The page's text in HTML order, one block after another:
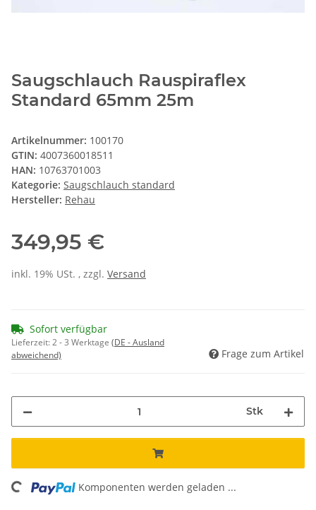
Saugschlauch Rauspiraflex
Standard 65mm 25m
Artikelnummer: 100170
GTIN: 4007360018511
HAN: 10763701003
Kategorie: Saugschlauch standard
Hersteller: Rehau
349,95 €
inkl. 19% USt. , zzgl. Versand
Sofort verfügbar
Lieferzeit:2 - 3 Werktage (DE - Ausland
abweichend)
Frage zum Artikel
Stk
Komponenten werden geladen ...